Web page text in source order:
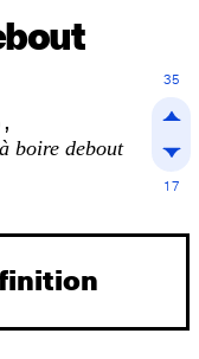
boire debout
35
17